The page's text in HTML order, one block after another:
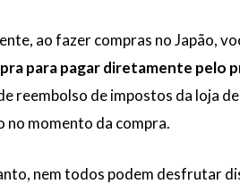
ao fazer compras no Japão,
para pagar diretamente pelo
reembolso de impostos da loja
no momento da compra.
nem todos podem desfrutar